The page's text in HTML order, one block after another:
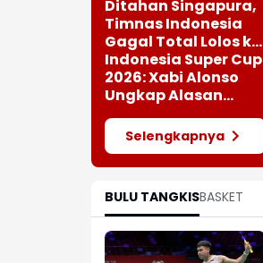
Ditahan Singapura,
Timnas Indonesia
Gagal Total Lolos ke
Semifinal AFF 2026
Indonesia Super Cup
2026: Xabi Alonso
Ungkap Alasan
Chelsea Datang ke
Tanah Air
Selengkapnya
BULU TANGKISBASKET